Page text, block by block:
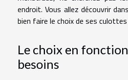
endroit. Vous allez découvrir
bien faire le choix de ses
Le choix en
besoins